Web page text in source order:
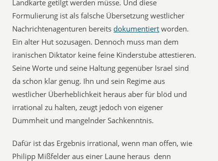
Landkarte getilgt werden müsse. Und diese
Formulierung ist als falsche Übersetzung westlicher
Nachrichtenagenturen bereits dokumentiert worden.
Ein alter Hut sozusagen. Dennoch muss man dem
iranischen Diktator keine feine Kinderstube attestieren.
Seine Worte und seine Haltung gegenüber Israel sind
da schon klar genug. Ihn und sein Regime aus
westlicher Überheblichkeit heraus aber für blöd und
irrational zu halten, zeugt jedoch von eigener
Dummheit und mangelnder Sachkenntnis.
Dafür ist das Ergebnis irrational, wenn man offen, wie
Philipp Mißfelder aus einer Laune heraus  denn